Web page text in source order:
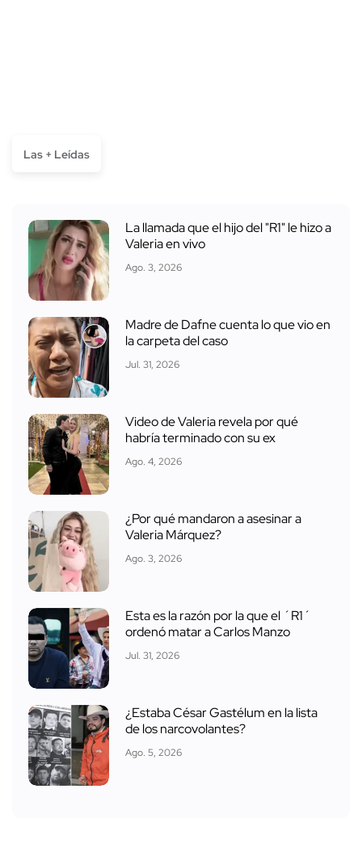
Las + Leídas
La llamada que el hijo del "R1" le hizo a
Valeria en vivo
Ago. 3, 2026
Madre de Dafne cuenta lo que vio en
la carpeta del caso
Jul. 31, 2026
Video de Valeria revela por qué
habría terminado con su ex
Ago. 4, 2026
¿Por qué mandaron a asesinar a
Valeria Márquez?
Ago. 3, 2026
Esta es la razón por la que el ´R1´
ordenó matar a Carlos Manzo
Jul. 31, 2026
¿Estaba César Gastélum en la lista
de los narcovolantes?
Ago. 5, 2026